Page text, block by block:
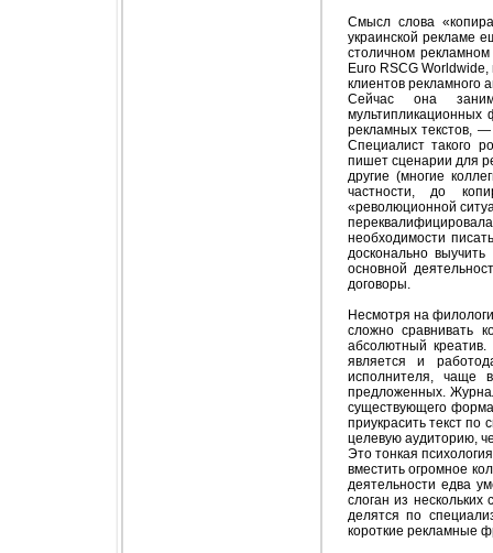
Смысл слова
украинской рекламе
столичном
Euro RSCG
клиентов рекламного
Сейчас она
рекламных текстов,
Специалист такого
пишет сценарии для
другие (многие
частности, до
«революционной
необходимости
досконально
основной
договоры.
Несмотря на
сложно сравнивать
абсолютный
является и
исполнителя, чаще
предложенных.
существующего
приукрасить текст
целевую аудиторию,
Это тонкая
вместить огромное
деятельности едва
слоган из
делятся по
короткие рекламные